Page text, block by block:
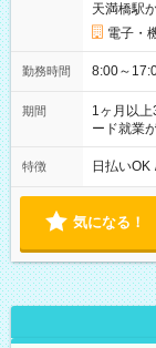
天満橋駅
電子・
勤務時間
期間
1ヶ月以
ード就業
特徴 日払いOK
気になる！